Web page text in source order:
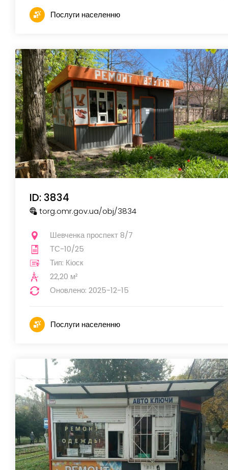
Послуги населенню
ID: 3834
torg.omr.gov.ua/obj/3834
Шевченка проспект 8/7
ТС-10/25
Тип: Кіоск
22,20 м²
Оновлено: 2025-12-15
Послуги населенню